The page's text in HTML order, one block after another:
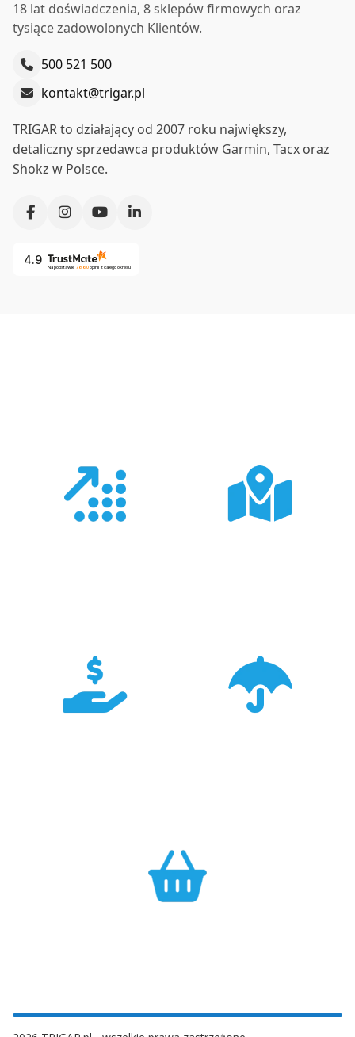
18 lat doświadczenia, 8 sklepów firmowych oraz
tysiące zadowolonych Klientów.
500 521 500
kontakt@trigar.pl
TRIGAR to działający od 2007 roku największy,
detaliczny sprzedawca produktów Garmin, Tacx oraz
Shokz w Polsce.
4.9
Na podstawie 7860opinii z całego okresu